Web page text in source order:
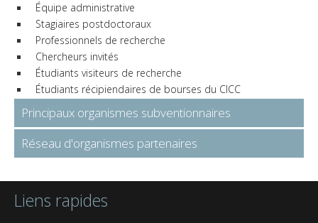
Équipe administrative
Stagiaires postdoctoraux
Professionnels de recherche
Chercheurs invités
Étudiants visiteurs de recherche
Étudiants récipiendaires de bourses du CICC
Principaux organismes subventionnaires
Réseau d'organismes partenaires
Liens rapides